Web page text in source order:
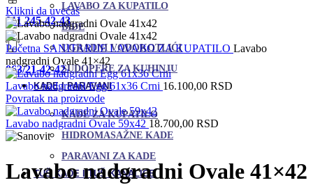
011 245-42-43
063/21-42-42
LAVABO ZA KUPATILO
BIDE
UGRADNI VODOKOTLIĆI
SUDOPERE ZA KUHINJU
KADE I PARAVANI
KADE ZA KUPATILO
HIDROMASAŽNE KADE
PARAVANI ZA KADE
TUŠ KADE I TUŠ KANALICE
Klikni da uvećaš
Početna SANITARIJELAVABO ZA KUPATILO Lavabo
nadgradni Ovale 41×42
Lavabo nadgradni Egg 61x36 Crni 16.100,00 RSD
Povratak na proizvode
Lavabo nadgradni Ovale 59x42 18.700,00 RSD
Lavabo nadgradni Ovale 41×42